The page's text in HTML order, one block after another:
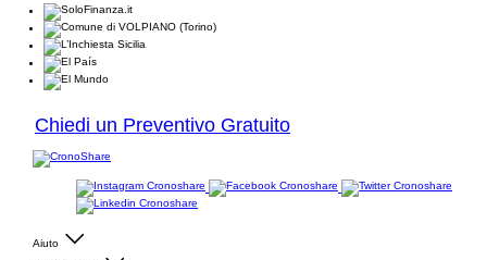
Chiedi un Preventivo Gratuito
Aiuto